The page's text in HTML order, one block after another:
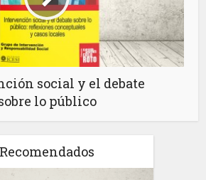
social y el debate
lo público
Recomendados